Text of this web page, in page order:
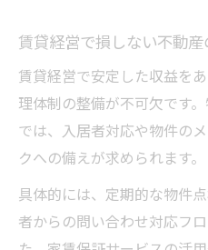
悪質業者を避ける
安心経営に直結す
賃貸経営で損しない不動
賃貸経営で安定した収益を
理体制の整備が不可欠です
では、入居者対応や物件の
クへの備えが求められます。
具体的には、定期的な物件
者からの問い合わせ対応フ